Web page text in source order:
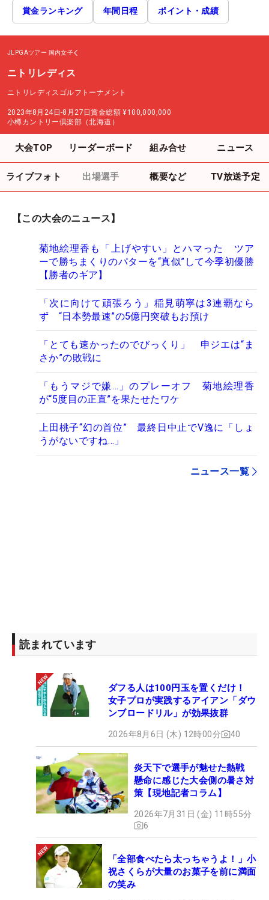
賞金ランキング 年間日程 ポイント・成績
JLPGAツアー 国内女子
ニトリレディス
ニトリレディスゴルフトーナメント
2023年8月24日-8月27日賞金総額 ¥100,000,000
小樽カントリー倶楽部（北海道）
大会TOP リーダーボード 組み合せ ニュース
ライブフォト 出場選手 概要など TV放送予定
【この大会のニュース】
菊地絵理香も「上げやすい」とハマった ツア
ーで勝ちまくりのパターを“真似”して今季初優勝
【勝者のギア】
「次に向けて頑張ろう」稲見萌寧は3連覇なら
ず “日本勢最速”の5億円突破もお預け
「とても速かったのでびっくり」 申ジエは“ま
さか”の敗戦に
「もうマジで嫌…」のプレーオフ 菊地絵理香
が“5度目の正直”を果たせたワケ
上田桃子“幻の首位” 最終日中止でV逸に「しょ
うがないですね…」
ニュース一覧
読まれています
ダフる人は100円玉を置くだけ！
女子プロが実践するアイアン「ダウ
ンブロードリル」が効果抜群
2026年8月6日 (木) 12時00分 40
炎天下で選手が魅せた熱戦
懸命に感じた大会側の暑さ対
策【現地記者コラム】
2026年7月31日 (金) 11時55分
6
「全部食べたら太っちゃうよ！」小
祝さくらが大量のお菓子を前に満面
の笑み